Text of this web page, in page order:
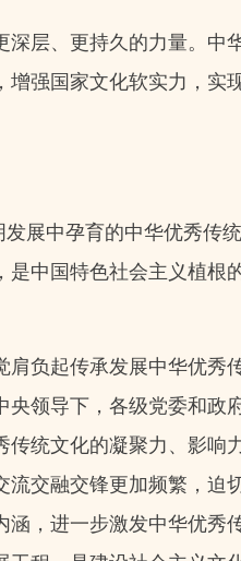
层、更持久的力量。
强国家文化软实力，
展中孕育的中华优秀传
中国特色社会主义植
负起传承发展中华优
领导下，各级党委和政
统文化的凝聚力、影
交融交锋更加频繁，
，进一步激发中华优